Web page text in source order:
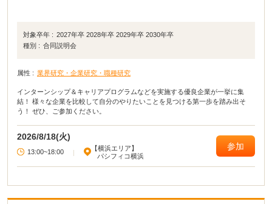
対象卒年 : 2027年卒 2028年卒 2029年卒 2030年卒
種別 : 合同説明会
属性 : 業界研究・企業研究・職種研究
インターンシップ＆キャリアプログラムなどを実施する優良企業が一挙に集
結！ 様々な企業を比較して自分のやりたいことを見つける第一歩を踏み出そ
う！ ぜひ、ご参加ください。
2026/8/18(火)
13:00~18:00 |
【横浜エリア】
パシフィコ横浜
参加